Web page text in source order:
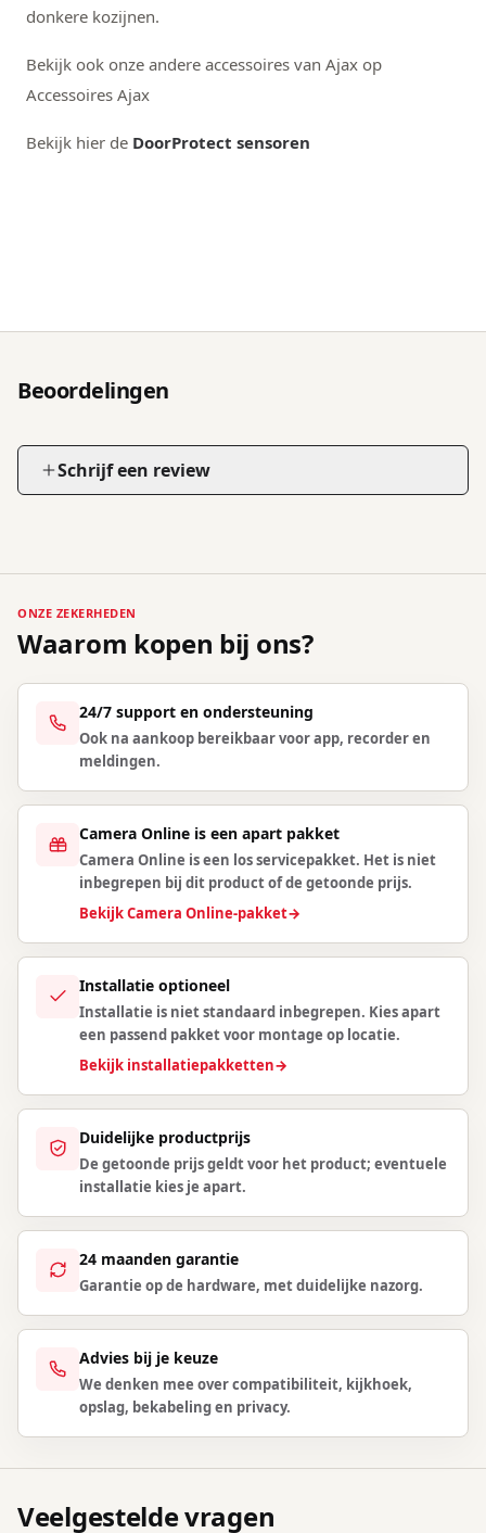
donkere kozijnen.
Bekijk ook onze andere accessoires van Ajax op
Accessoires Ajax
Bekijk hier de DoorProtect sensoren
Beoordelingen
Schrijf een review
ONZE ZEKERHEDEN
Waarom kopen bij ons?
24/7 support en ondersteuning
Ook na aankoop bereikbaar voor app, recorder en
meldingen.
Camera Online is een apart pakket
Camera Online is een los servicepakket. Het is niet
inbegrepen bij dit product of de getoonde prijs.
Bekijk Camera Online-pakket→
Installatie optioneel
Installatie is niet standaard inbegrepen. Kies apart
een passend pakket voor montage op locatie.
Bekijk installatiepakketten→
Duidelijke productprijs
De getoonde prijs geldt voor het product; eventuele
installatie kies je apart.
24 maanden garantie
Garantie op de hardware, met duidelijke nazorg.
Advies bij je keuze
We denken mee over compatibiliteit, kijkhoek,
opslag, bekabeling en privacy.
Veelgestelde vragen